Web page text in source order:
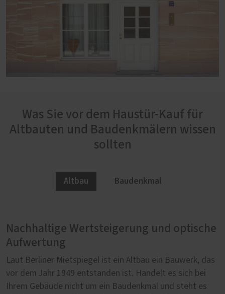
Was Sie vor dem Haustür-Kauf für
Altbauten und Baudenkmälern wissen
sollten
Altbau Baudenkmal
Nachhaltige Wertsteigerung und optische
Aufwertung
Laut Berliner Mietspiegel ist ein Altbau ein Bauwerk, das
vor dem Jahr 1949 entstanden ist. Handelt es sich bei
Ihrem Gebäude nicht um ein Baudenkmal und steht es
Behördliche Vorgaben bringen finanzielle
Vorteile
Steht ein Gebäude unter Denkmalschutz, gilt es vor dem
Kauf einer neuen Haustür Rücksprache mit der
zuständigen Denkmalschutzbehörde zu halten. Existiert